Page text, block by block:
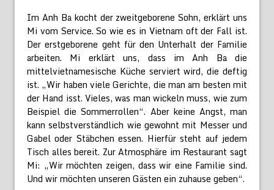
Im Anh Ba kocht der zweitgeborene Sohn, erklärt uns
Mi vom Service. So wie es in Vietnam oft der Fall ist.
Der erstgeborene geht für den Unterhalt der Familie
arbeiten. Mi erklärt uns, dass im Anh Ba die
mittelvietnamesische Küche serviert wird, die deftig
ist. „Wir haben viele Gerichte, die man am besten mit
der Hand isst. Vieles, was man wickeln muss, wie zum
Beispiel die Sommerrollen“. Aber keine Angst, man
kann selbstverständlich wie gewohnt mit Messer und
Gabel oder Stäbchen essen. Hierfür steht auf jedem
Tisch alles bereit. Zur Atmosphäre im Restaurant sagt
Mi: „Wir möchten zeigen, dass wir eine Familie sind.
Und wir möchten unseren Gästen ein zuhause geben“.